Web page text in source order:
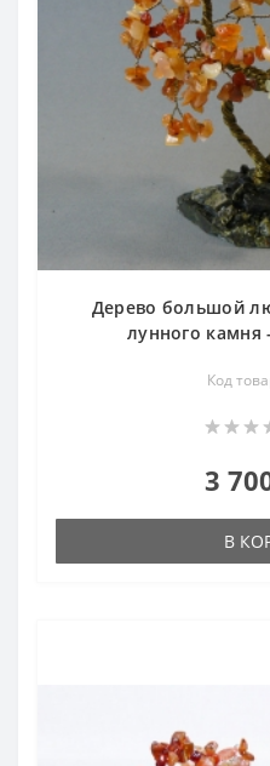
Дерево большой
лунного камня
Код
3
В